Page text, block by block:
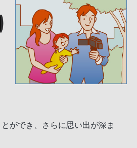
ができ、さらに思い出が深ま